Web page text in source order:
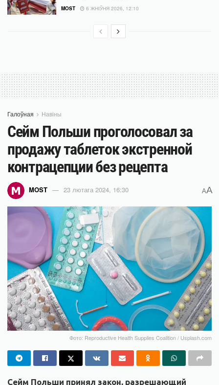
MOST 6 ЖНІЎНЯ 2026, 12:10
Галоўная Навіны
Сейм Польши проголосовал за
продажу таблеток экстренной
контрацепции без рецепта
MOST 23 лютага 2024, 16:30 AA
Фото: Reproductive Health Supplies Coalition / Usplash.com
Сейм Польши принял закон, разрешающий